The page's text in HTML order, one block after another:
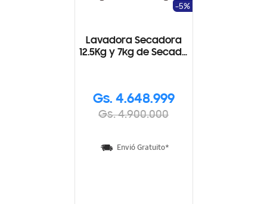
Lavadora Secadora
12.5Kg y 7kg de Secado
Gs. 4.648.999
Gs. 4.900.000
-5%
Envió Gratuito*